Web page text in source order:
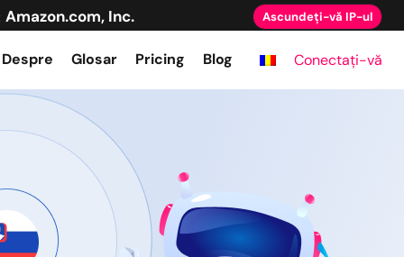
Amazon.com, Inc. Ascundeți-vă IP-ul
Despre Glosar Pricing Blog Conectați-vă